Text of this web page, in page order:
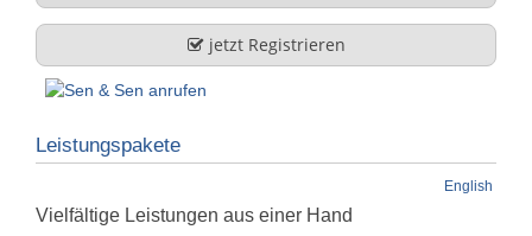
Online Auktionen
Firmenprofil FAQ
jetzt Registrieren
Leistungspakete
English
Vielfältige Leistungen aus einer Hand